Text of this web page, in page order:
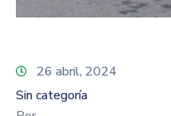
26 abril, 2024
Sin categoría